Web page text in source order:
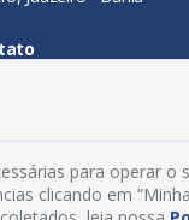
De Funcionamento
para operar
clicando em